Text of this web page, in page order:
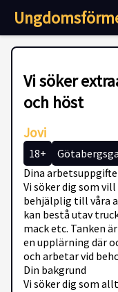
Vi söker
och höst
Jovi
18+
Dina
Vi söker dig som
behjälplig till våra
kan bestå utav
mack etc. Tanken
en upplärning där
och arbetar vid
Din bakgrund
Vi söker dig som